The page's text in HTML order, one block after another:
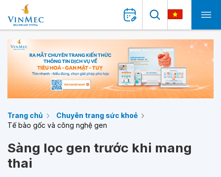
Trang chủ
Chuyên trang sức khoẻ
Tế bào gốc và công nghệ gen
Sàng lọc gen trước khi mang
thai